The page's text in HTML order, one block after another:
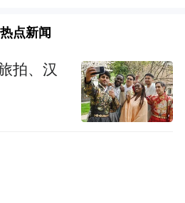
具的警示函。山东证监
年、2018年存在虚假
2019年、2020年存在虚
业收入等。上述事项导致
热点新闻
拍、汉